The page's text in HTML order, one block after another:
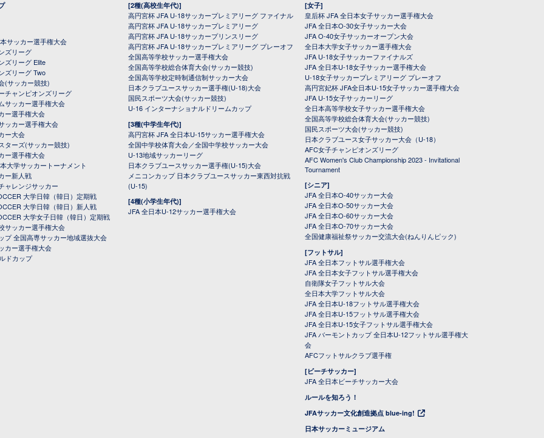
サッカー選手権大会
ズリーグ
ズリーグ Elite
ズリーグ Two
(サッカー競技)
チャンピオンズリーグ
サッカー選手権大会
ー選手権大会
ッカー選手権大会
ー大会
ターズ(サッカー競技)
ー選手権大会
大学サッカートーナメント
ー新人戦
ャレンジサッカー
大学日韓（韓日）定期戦
大学日韓（韓日）新人戦
大学女子日韓（韓日）定期戦
サッカー選手権大会
プ 全国高専サッカー地域選抜大会
カー選手権大会
ドカップ
[2種(高校生年代)]
高円宮杯 JFA U-18サッカープレミアリーグ ファイナル
高円宮杯 JFA U-18サッカープレミアリーグ
高円宮杯 JFA U-18サッカープリンスリーグ
高円宮杯 JFA U-18サッカープレミアリーグ プレーオフ
全国高等学校サッカー選手権大会
全国高等学校総合体育大会(サッカー競技)
全国高等学校定時制通信制サッカー大会
日本クラブユースサッカー選手権(U-18)大会
国民スポーツ大会(サッカー競技)
U-16 インターナショナルドリームカップ
[3種(中学生年代)]
高円宮杯 JFA 全日本U-15サッカー選手権大会
全国中学校体育大会／全国中学校サッカー大会
U-13地域サッカーリーグ
日本クラブユースサッカー選手権(U-15)大会
メニコンカップ 日本クラブユースサッカー東西対抗戦
(U-15)
[4種(小学生年代)]
JFA 全日本U-12サッカー選手権大会
[女子]
皇后杯 JFA 全日本女子サッカー選手権大会
JFA 全日本O-30女子サッカー大会
JFA O-40女子サッカーオープン大会
全日本大学女子サッカー選手権大会
JFA U-18女子サッカーファイナルズ
JFA 全日本U-18女子サッカー選手権大会
U-18女子サッカープレミアリーグ プレーオフ
高円宮妃杯 JFA全日本U-15女子サッカー選手権大会
JFA U-15女子サッカーリーグ
全日本高等学校女子サッカー選手権大会
全国高等学校総合体育大会(サッカー競技)
国民スポーツ大会(サッカー競技)
日本クラブユース女子サッカー大会（U-18）
AFC女子チャンピオンズリーグ
AFC Women's Club Championship 2023 - Invitational
Tournament
[シニア]
JFA 全日本O-40サッカー大会
JFA 全日本O-50サッカー大会
JFA 全日本O-60サッカー大会
JFA 全日本O-70サッカー大会
全国健康福祉祭サッカー交流大会(ねんりんピック)
[フットサル]
JFA 全日本フットサル選手権大会
JFA 全日本女子フットサル選手権大会
自衛隊女子フットサル大会
全日本大学フットサル大会
JFA 全日本U-18フットサル選手権大会
JFA 全日本U-15フットサル選手権大会
JFA 全日本U-15女子フットサル選手権大会
JFA バーモントカップ 全日本U-12フットサル選手権大
会
AFCフットサルクラブ選手権
[ビーチサッカー]
JFA 全日本ビーチサッカー大会
ルールを知ろう！
JFAサッカー文化創造拠点 blue-ing!
日本サッカーミュージアム